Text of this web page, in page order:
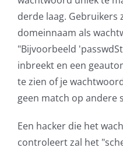
derde laag. Gebruikers
domeinnaam als
"Bijvoorbeeld
inbreekt en een
te zien of je
geen match op andere
Een hacker die het
controleert zal het